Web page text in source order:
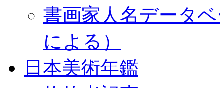
書画家人名データ
による）
日本美術年鑑